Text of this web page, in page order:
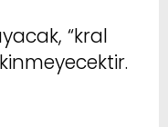
“kral